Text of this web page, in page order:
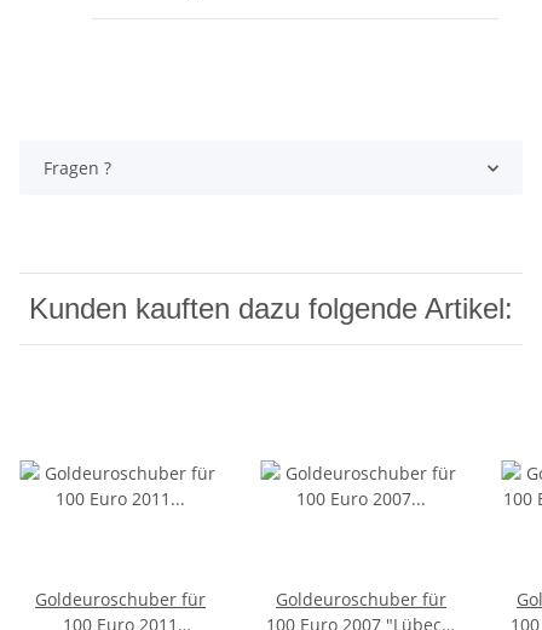
Fragen ?
Kunden kauften dazu folgende Artikel:
Goldeuroschuber für
100 Euro 2011
Goldeuroschuber für
100 Euro 2007 "Lübeck"